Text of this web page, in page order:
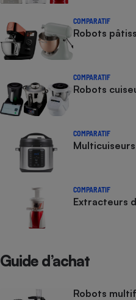
COMPARATIF
Robots
COMPARATIF
Robots
COMPARATIF
Multicuiseurs
COMPARATIF
Extracteurs
Guide d’achat
Robots